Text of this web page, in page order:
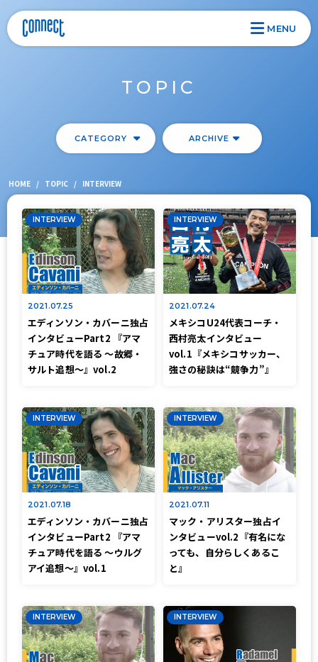
MENU
TOPIC
CATEGORY ARCHIVE
HOME / TOPIC / INTERVIEW
INTERVIEW
2021.07.25
エディンソン・カバーニ独占
インタビューPart2 『アマ
チュア時代を語る 〜故郷・
サルト追想〜』vol.2
INTERVIEW
2021.07.24
メキシコU24代表コーチ・
西村亮太インタビュー
vol.1『メキシコサッカー、
強さの秘訣は“競争力”』
INTERVIEW
2021.07.18
エディンソン・カバーニ独占
インタビューPart2 『アマ
チュア時代を語る 〜ウルグ
アイ追想〜』vol.1
INTERVIEW
2021.07.11
マック・アリスター独占イ
ンタビューvol.2『有名にな
っても、自分らしくあるこ
と』
INTERVIEW INTERVIEW